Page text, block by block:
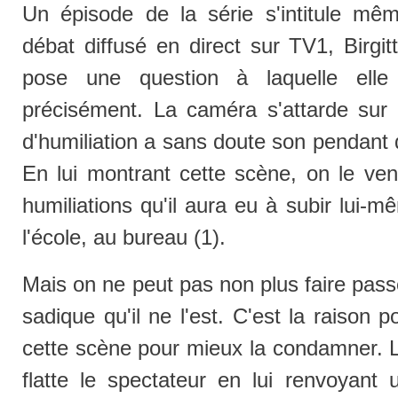
Un épisode de la série s'intitule
débat diffusé en direct sur TV1,
pose une question à laquelle
précisément. La caméra s'attarde
d'humiliation a sans doute son
En lui montrant cette scène, on le
humiliations qu'il aura eu à subir lui-
l'école, au bureau (1).
Mais on ne peut pas non plus faire
sadique qu'il ne l'est. C'est la raison
cette scène pour mieux la condamner.
flatte le spectateur en lui renvoyant